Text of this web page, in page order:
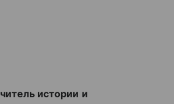
истории и